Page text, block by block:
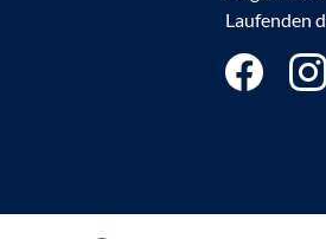
Laufenden